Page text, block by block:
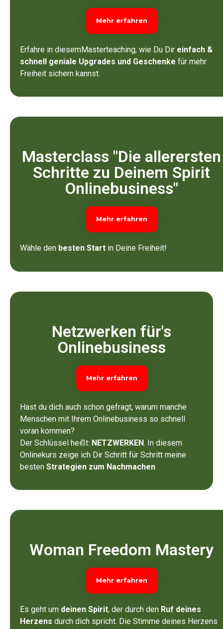
Mehr erfahren
Erfahre in diesemMasterteaching, wie Du Dir einfach &
schnell geniale Upgrades und Geschenke für mehr
Freiheit sichern kannst.
Masterclass "Die allerersten
Schritte zu Deinem Spirit
Onlinebusiness"
Mehr erfahren
Wähle den besten Start in Deine Freiheit!
Netzwerken für's
Onlinebusiness
Mehr erfahren
Hast du dich auch schon gefragt, warum manche
Menschen mit Ihrem Onlinebusiness so schnell
voran kommen?
Der Schlüssel heißt: NETZWERKEN. In diesem
Onlinekurs zeige ich Dir Schritt für Schritt meine
besten Strategien zum Nachmachen
Woman Freedom Mastery
Mehr erfahren
Es geht um deinen Spirit, der durch den Ruf deines
Herzens durch dich spricht. Die Stimme deines Herzens